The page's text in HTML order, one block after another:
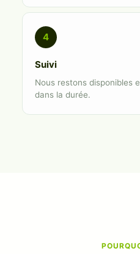
4
Suivi
Nous restons disponibles
dans la durée.